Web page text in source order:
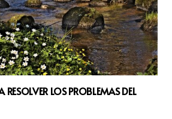
PARA LA INMEDIATA INTERVENCION